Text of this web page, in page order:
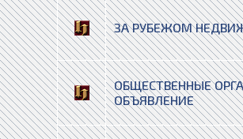
ЗА РУБЕЖОМ
ОБЩЕСТВЕННЫЕ
ОБЪЯВЛЕНИЕ